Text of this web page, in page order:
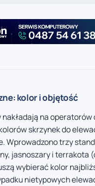
kolor i objętość
nakładają na operatorów
skrzynek do
Wprowadzono trzy
jasnoszary i terrakota
wybierać kolor
nietypowych